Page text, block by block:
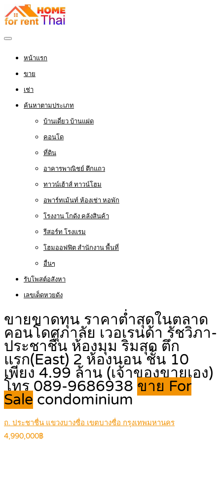
หน้าแรก
ขาย
เช่า
ค้นหาตามประเภท
บ้านเดี่ยว บ้านแฝด
คอนโด
ที่ดิน
อาคารพาณิชย์ ตึกแถว
ทาวน์เฮ้าส์ ทาวน์โฮม
อพาร์ทเม้นท์ ห้องเช่า หอพัก
โรงงาน โกดัง คลังสินค้า
รีสอร์ท โรงแรม
โฮมออฟฟิต สำนักงาน พื้นที่
อื่นๆ
รับโพสต์อสังหา
เลขเด็ดหวยดัง
ขายขาดทุน ราคาต่ำสุดในตลาด
คอนโดศุภาลัย เวอเรนด้า รัชวิภา-
ประชาชื่น ห้องมุม ริมสุด ตึก
แรก(East) 2 ห้องนอน ชั้น 10
เพียง 4.99 ล้าน (เจ้าของขายเอง)
โทร 089-9686938 ขาย For
Sale condominium
ถ. ประชาชื่น แขวงบางซื่อ เขตบางซื่อ กรุงเทพมหานคร
4,990,000฿